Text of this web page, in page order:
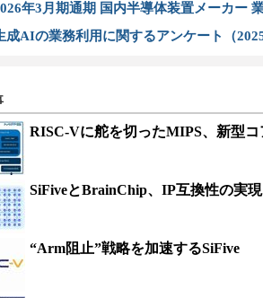
年3月期通期 国内半導体装置メーカー
成AIの業務利用に関するアンケート（
RISC-Vに舵を切ったMIPS、新型コ
SiFiveとBrainChip、IP互換性の実
“Arm阻止”戦略を加速するSiFive